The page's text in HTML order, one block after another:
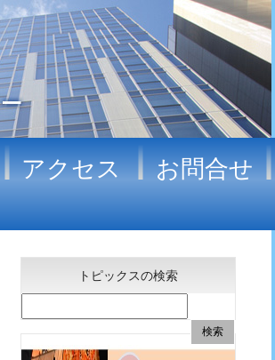
アクセス お問合せ
トピックスの検索